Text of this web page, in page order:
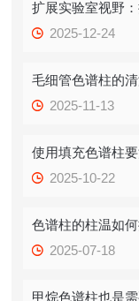
扩展实验室视野
2025-12-24
毛细管色谱柱的
2025-11-13
使用填充色谱柱
2025-10-22
色谱柱的柱温如何
2025-07-18
甲烷色谱柱也是